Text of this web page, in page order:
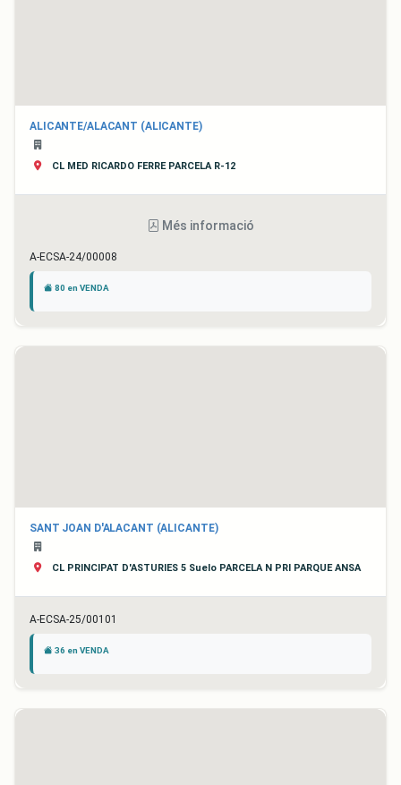
ALICANTE/ALACANT (ALICANTE)
CL MED RICARDO FERRE PARCELA R-12
Més informació
A-ECSA-24/00008
80 en VENDA
SANT JOAN D'ALACANT (ALICANTE)
CL PRINCIPAT D'ASTURIES 5 Suelo PARCELA N PRI PARQUE ANSA
A-ECSA-25/00101
36 en VENDA